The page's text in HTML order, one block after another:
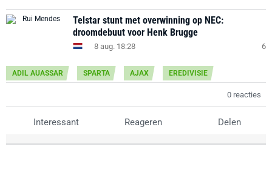
Telstar stunt met overwinning op NEC:
droomdebuut voor Henk Brugge
8 aug. 18:28 6
ADIL AUASSAR SPARTA AJAX EREDIVISIE
0 reacties
Interessant Reageren Delen